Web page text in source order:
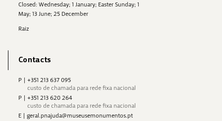
Closed: Wednesday; 1 January; Easter Sunday; 1
May; 13 June; 25 December
Raiz
Contacts
P
+351 213 637 095
custo de chamada para rede fixa nacional
P
+351 213 620 264
custo de chamada para rede fixa nacional
E
geral.pnajuda@museusemonumentos.pt